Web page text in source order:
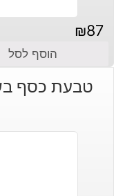
₪87
הוסף לסל